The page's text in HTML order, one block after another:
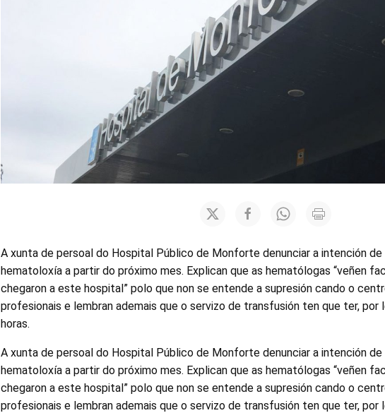
A xunta de persoal do Hospital Público de Monforte denunciar a intención de
hematoloxía a partir do próximo mes. Explican que as hematólogas “veñen
chegaron a este hospital” polo que non se entende a supresión cando o
profesionais e lembran ademais que o servizo de transfusión ten que ter, por
horas.
A xunta de persoal do Hospital Público de Monforte denunciar a intención de
hematoloxía a partir do próximo mes. Explican que as hematólogas “veñen
chegaron a este hospital” polo que non se entende a supresión cando o
profesionais e lembran ademais que o servizo de transfusión ten que ter, por